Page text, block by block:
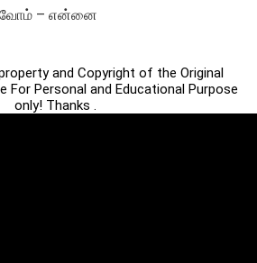
– என்னை
and Copyright of the Original
For Personal and Educational Purpose
only! Thanks .